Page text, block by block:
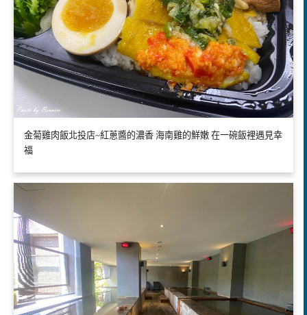
金菊雞肉飯北投店~紅蔥醬的濃香 海南雞的鮮嫩 在一碗飯裡遇見幸
福